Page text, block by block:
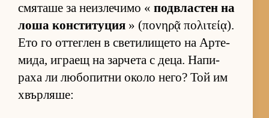
смя­таше за не­из­ле­чимо « под­в­лас­тен на
лоша кон­с­ти­ту­ция » (πονηρᾷ πολιτείᾳ).
Ето го от­тег­лен в све­ти­ли­щето на Ар­те­
ми­да, иг­раещ на зар­чета с де­ца. На­пи­
раха ли лю­бо­питни около не­го? Той им
хвър­ля­ше: